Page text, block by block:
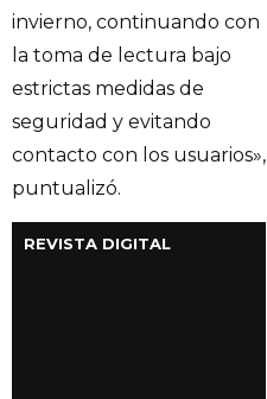
invierno, continuando con
la toma de lectura bajo
estrictas medidas de
seguridad y evitando
contacto con los usuarios»,
puntualizó.
REVISTA DIGITAL